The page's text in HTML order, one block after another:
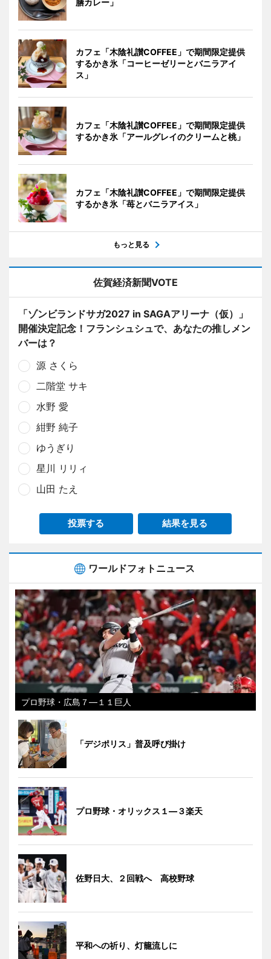
膳カレー」
カフェ「木陰礼讃COFFEE」で期間限定提供
するかき氷「コーヒーゼリーとバニラアイ
ス」
カフェ「木陰礼讃COFFEE」で期間限定提供
するかき氷「アールグレイのクリームと桃」
カフェ「木陰礼讃COFFEE」で期間限定提供
するかき氷「苺とバニラアイス」
もっと見る
佐賀経済新聞VOTE
「ゾンビランドサガ2027 in SAGAアリーナ（仮）」
開催決定記念！フランシュシュで、あなたの推しメン
バーは？
源 さくら
二階堂 サキ
水野 愛
紺野 純子
ゆうぎり
星川 リリィ
山田 たえ
投票する 結果を見る
ワールドフォトニュース
プロ野球・広島７―１１巨人
「デジポリス」普及呼び掛け
プロ野球・オリックス１―３楽天
佐野日大、２回戦へ 高校野球
平和への祈り、灯籠流しに